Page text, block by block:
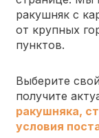
ракушняк с
от крупных
пунктов.
Выберите
получите
ракушняка,
условия